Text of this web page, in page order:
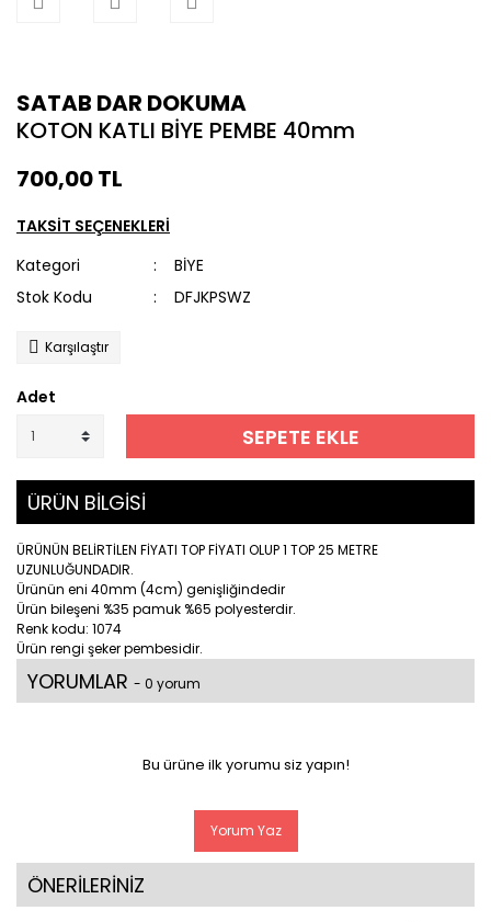
SATAB DAR DOKUMA
KOTON KATLI BİYE PEMBE 40mm
700,00 TL
TAKSİT SEÇENEKLERİ
Kategori
BİYE
Stok Kodu
DFJKPSWZ
Karşılaştır
Adet
SEPETE EKLE
ÜRÜN BİLGİSİ
ÜRÜNÜN BELİRTİLEN FİYATI TOP FİYATI OLUP 1 TOP 25 METRE
UZUNLUĞUNDADIR.
Ürünün eni 40mm (4cm) genişliğindedir
Ürün bileşeni %35 pamuk %65 polyesterdir.
Renk kodu: 1074
Ürün rengi şeker pembesidir.
YORUMLAR - 0 yorum
Bu ürüne ilk yorumu siz yapın!
Yorum Yaz
ÖNERİLERİNİZ